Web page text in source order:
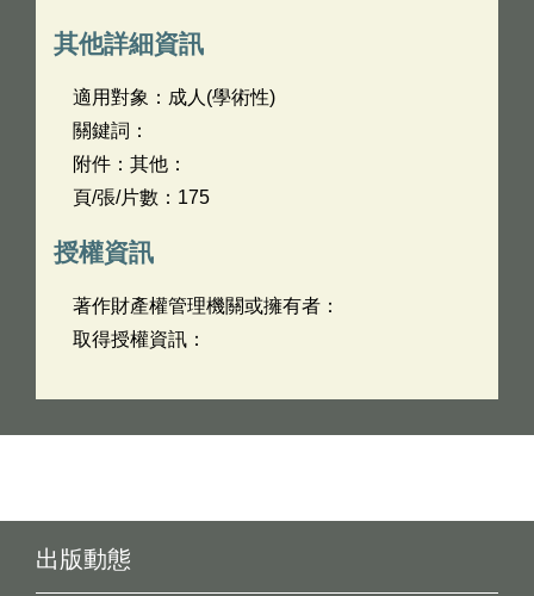
其他詳細資訊
適用對象：成人(學術性)
關鍵詞：
附件：其他：
頁/張/片數：175
授權資訊
著作財產權管理機關或擁有者：
取得授權資訊：
出版動態